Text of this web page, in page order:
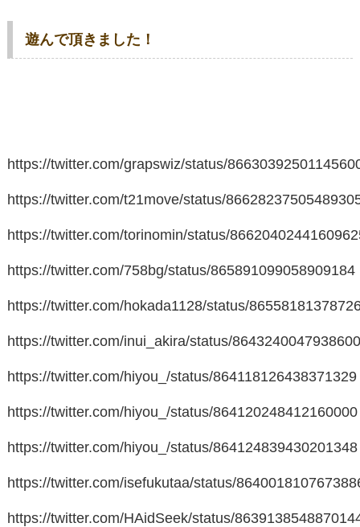
遊んで頂きました！
https://twitter.com/grapswiz/status/
https://twitter.com/t21move/status/
https://twitter.com/torinomin/status/
https://twitter.com/758bg/status/865891099058909184
https://twitter.com/hokada1128/status/
https://twitter.com/inui_akira/status/
https://twitter.com/hiyou_/status/864118126438371329
https://twitter.com/hiyou_/status/864120248412160000
https://twitter.com/hiyou_/status/864124839430201348
https://twitter.com/isefukutaa/status/
https://twitter.com/HAidSeek/status/